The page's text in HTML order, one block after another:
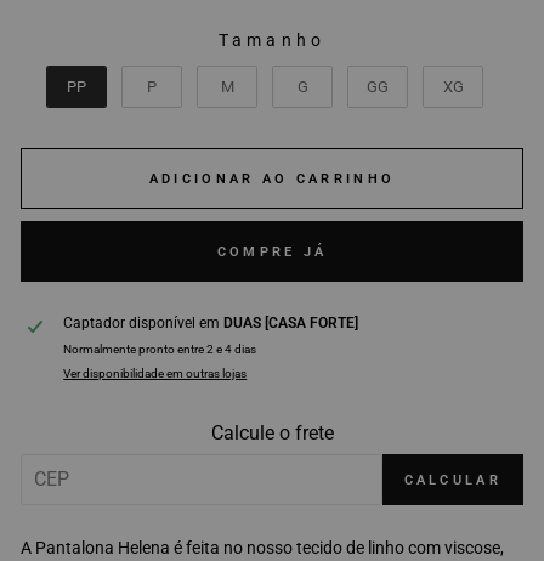
Tamanho
PP P M G GG XG
ADICIONAR AO CARRINHO
COMPRE JÁ
Captador disponível em DUAS [CASA FORTE]
Normalmente pronto entre 2 e 4 dias
Ver disponibilidade em outras lojas
Calcule o frete
CALCULAR
A Pantalona Helena é feita no nosso tecido de linho com viscose,